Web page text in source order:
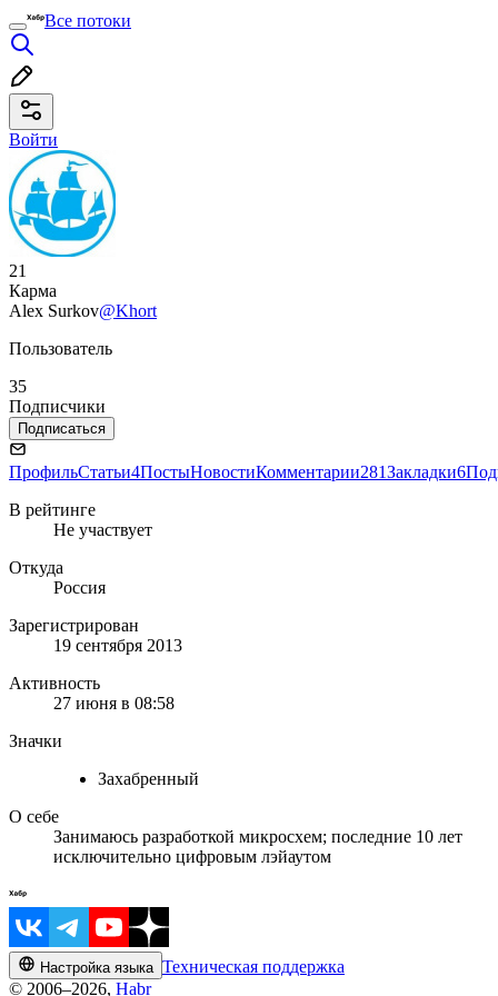
Все потоки
Войти
21
Карма
Alex Surkov@Khort
Пользователь
35
Подписчики
Подписаться
ПрофильСтатьи4ПостыНовостиКомментарии281Закладки6
В рейтинге
Не участвует
Откуда
Россия
Зарегистрирован
19 сентября 2013
Активность
27 июня в 08:58
Значки
Захабренный
О себе
Занимаюсь разработкой микросхем; последние 10 лет
исключительно цифровым лэйаутом
Настройка языка Техническая поддержка
© 2006–2026, Habr